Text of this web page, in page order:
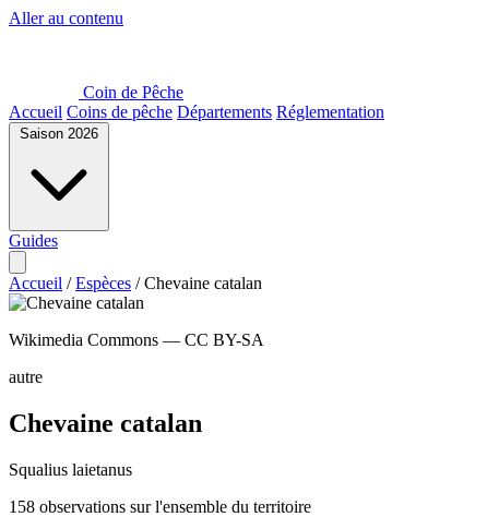
Aller au contenu
Coin de Pêche
Accueil Coins de pêche Départements Réglementation
Saison 2026
Guides
Accueil / Espèces / Chevaine catalan
Wikimedia Commons — CC BY-SA
autre
Chevaine catalan
Squalius laietanus
158 observations sur l'ensemble du territoire